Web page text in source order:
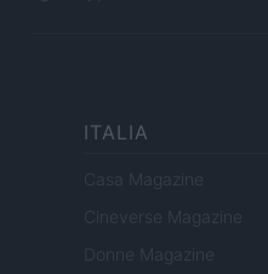
ITALIA
Casa Magazine
Cineverse Magazine
Donne Magazine